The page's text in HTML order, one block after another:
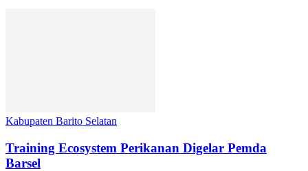
Kabupaten Barito Selatan
Training Ecosystem Perikanan Digelar Pemda
Barsel